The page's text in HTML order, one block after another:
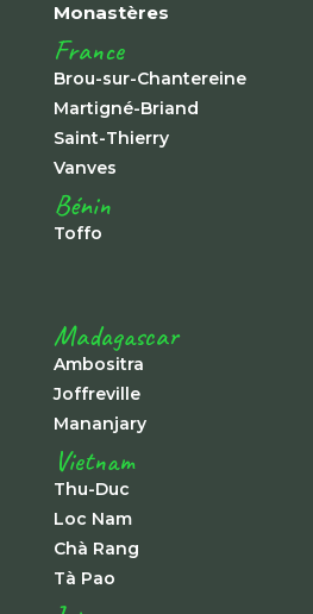
Monastères
France
Brou-sur-Chantereine
Martigné-Briand
Saint-Thierry
Vanves
Bénin
Toffo
Madagascar
Ambositra
Joffreville
Mananjary
Vietnam
Thu-Duc
Loc Nam
Chà Rang
Tà Pao